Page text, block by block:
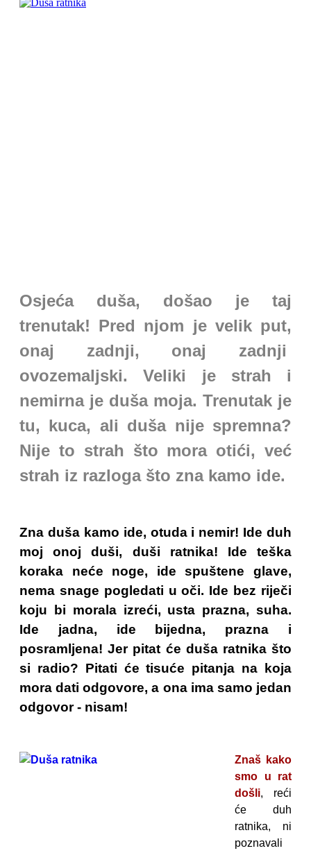
Osjeća duša, došao je taj
trenutak! Pred njom je velik put,
onaj zadnji, onaj zadnji
ovozemaljski. Veliki je strah i
nemirna je duša moja. Trenutak je
tu, kuca, ali duša nije spremna?
Nije to strah što mora otići, već
strah iz razloga što zna kamo ide.
Zna duša kamo ide, otuda i nemir! Ide duh
moj onoj duši, duši ratnika! Ide teška
koraka neće noge, ide spuštene glave,
nema snage pogledati u oči. Ide bez riječi
koju bi morala izreći, usta prazna, suha.
Ide jadna, ide bijedna, prazna i
posramljena! Jer pitat će duša ratnika što
si radio? Pitati će tisuće pitanja na koja
mora dati odgovore, a ona ima samo jedan
odgovor - nisam!
Znaš kako
smo u rat
došli, reći
će duh
ratnika, ni
poznavali